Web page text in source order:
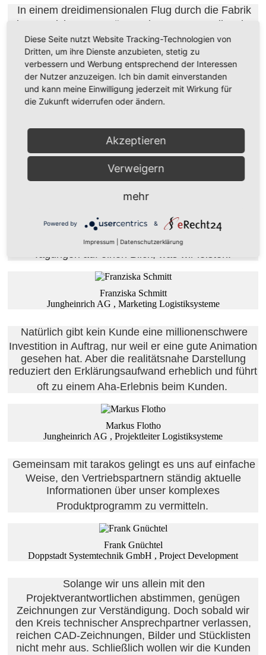
In einem dreidimensionalen Flug durch die Fabrik
lassen sich unsere Lösungskonzepte vor allem in
größeren Meetings sehr effizient präsentieren.
Dr. Thomas Rücker
IPOL GmbH , Geschäftsführer
entschieden haben.
Jürgen Wagenknecht
Jungheinrich AG , Projektleiter Logistiksysteme
anderweitig verwenden. Als Referenzprojekte zeigen
sie Interessierten zum Beispiel auf Messen und
Tagungen auf einen Blick, was wir leisten.
Franziska Schmitt
Jungheinrich AG , Marketing Logistiksysteme
Natürlich gibt kein Kunde eine millionenschwere
Investition in Auftrag, nur weil er eine gute Animation
gesehen hat. Aber die realitätsnahe Darstellung
reduziert den Erklärungsaufwand erheblich und führt
oft zu einem Aha-Erlebnis beim Kunden.
Markus Flotho
Jungheinrich AG , Projektleiter Logistiksysteme
Gemeinsam mit tarakos gelingt es uns auf einfache
Weise, den Vertriebspartnern ständig aktuelle
Informationen über unser komplexes
Produktprogramm zu vermitteln.
Frank Gnüchtel
Doppstadt Systemtechnik GmbH , Project Development
Solange wir uns allein mit den
Projektverantwortlichen abstimmen, genügen
Zeichnungen zur Verständigung. Doch sobald wir
den Kreis technischer Ansprechpartner verlassen,
reichen CAD-Zeichnungen, Bilder und Stücklisten
nicht mehr aus. Schließlich wollen wir die Kunden
Diese Seite nutzt Website Tracking-Technologien von
Dritten, um ihre Dienste anzubieten, stetig zu
verbessern und Werbung entsprechend der Interessen
der Nutzer anzuzeigen. Ich bin damit einverstanden
und kann meine Einwilligung jederzeit mit Wirkung für
die Zukunft widerrufen oder ändern.
Akzeptieren
Verweigern
mehr
Powered by &
Impressum Datenschutzerklärung